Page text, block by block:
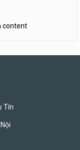
content
Tín